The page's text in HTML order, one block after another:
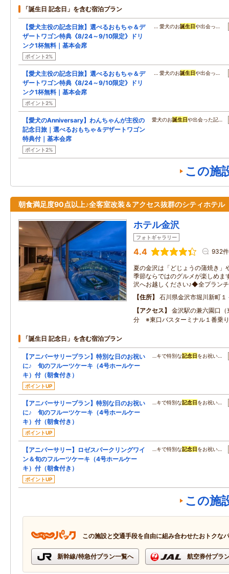
「誕生日 記念日」を含む宿泊プラン
【愛犬主役の記念日旅】選べるおもちゃ＆デ
ザートワゴン特典《8/24～9/10限定》ドリ
ンク1杯無料｜基本会席
ポイント2%
… 愛犬のお誕生日や出会っ…
【愛犬主役の記念日旅】選べるおもちゃ＆デ
ザートワゴン特典《8/24～9/10限定》ドリ
ンク1杯無料｜基本会席
ポイント2%
… 愛犬のお誕生日や出会っ…
【愛犬のAnniversary】わんちゃんが主役の
記念日旅｜選べるおもちゃ＆デザートワゴン
特典付｜基本会席
ポイント2%
愛犬のお誕生日や出会った記…
この施
朝食満足度90点以上♪全客室改装＆アクセス抜群のシティホテル
ホテル金沢
フォトギャラリー
4.4 932件
夏の金沢は「どじょうの蒲焼き」
季節ならではのグルメが楽しめま
沢へお越しください♪◆全プラン
住所
石川県金沢市堀川新町１
アクセス
金沢駅の兼六園口
分 ※東口バスターミナル１番乗
「誕生日 記念日」を含む宿泊プラン
【アニバーサリープラン】特別な日のお祝い
に♪ 旬のフルーツケーキ（4号ホールケー
キ）付（朝食付き）
ポイントUP
…キで特別な記念日 をお祝い…
【アニバーサリープラン】特別な日のお祝い
に♪ 旬のフルーツケーキ（4号ホールケー
キ）付（朝食付き）
ポイントUP
…キで特別な記念日 をお祝い…
【アニバーサリー】ロゼスパークリングワイ
ン＆旬のフルーツケーキ（4号ホールケー
キ）付（朝食付き）
ポイントUP
…キで特別な記念日 をお祝い…
この施
この施設と交通手段を自由に組み合わせたおトクな
新幹線/特急付プラン一覧へ 航空券付プラ